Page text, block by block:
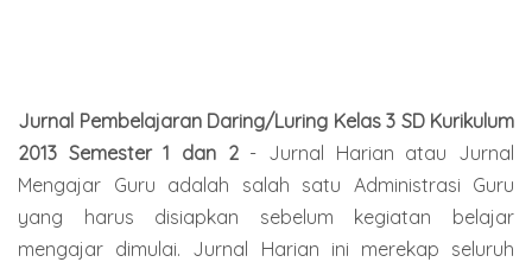
Jurnal Pembelajaran Daring/Luring Kelas 3 SD Kurikulum
2013 Semester 1 dan 2- Jurnal Harian atau Jurnal
Mengajar Guru adalah salah satu Administrasi Guru
yang harus disiapkan sebelum kegiatan belajar
mengajar dimulai. Jurnal Harian ini merekap seluruh